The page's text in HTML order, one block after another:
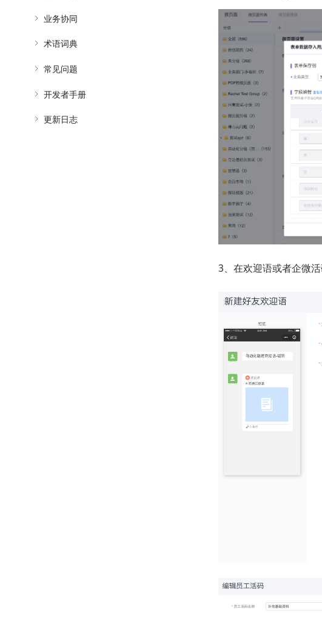
业务协同
术语词典
常见问题
开发者手册
更新日志
3、在欢迎语或者企微